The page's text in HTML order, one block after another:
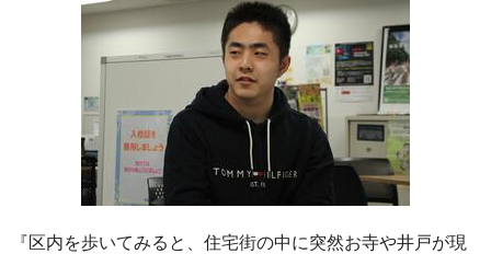
『区内を歩いてみると、住宅街の中に突然お寺や井戸が現